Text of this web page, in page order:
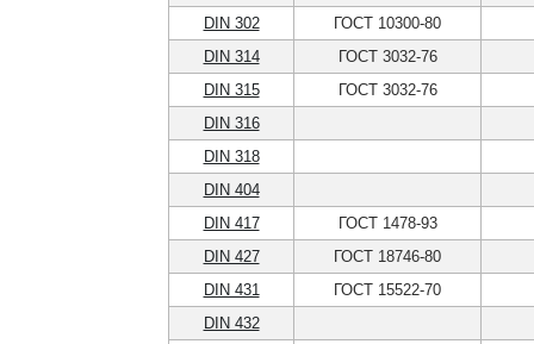
DIN 302
ГОСТ 10300-80
DIN 314
ГОСТ 3032-76
DIN 315
ГОСТ 3032-76
DIN 316
DIN 318
DIN 404
DIN 417
ГОСТ 1478-93
DIN 427
ГОСТ 18746-80
DIN 431
ГОСТ 15522-70
DIN 432